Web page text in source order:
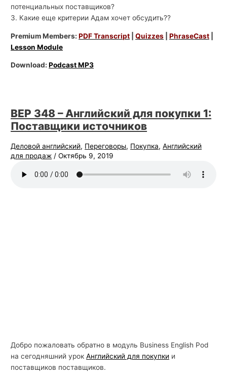
потенциальных поставщиков?
3. Какие еще критерии Адам хочет обсудить??
Premium Members:PDF Transcript |Quizzes |PhraseCast
Lesson Module
Download:Podcast MP3
BEP 348 – Английский для покупки 1:
Поставщики источников
Деловой английский, Переговоры, Покупка,Английский
для продаж /Октябрь 9, 2019
Добро пожаловать обратно в модуль Business English Pod
на сегодняшний урокАнглийский для покупки и
поставщиков поставщиков.